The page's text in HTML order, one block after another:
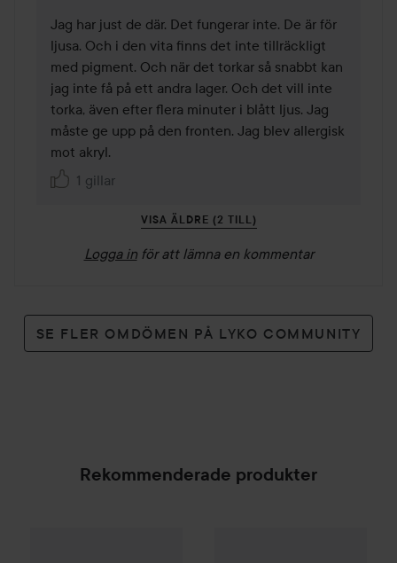
Jag har just de där. Det fungerar inte. De är för
ljusa. Och i den vita finns det inte tillräckligt
med pigment. Och när det torkar så snabbt kan
jag inte få på ett andra lager. Och det vill inte
torka, även efter flera minuter i blått ljus. Jag
måste ge upp på den fronten. Jag blev allergisk
mot akryl.
1 gillar
VISA ÄLDRE (2 TILL)
Logga in för att lämna en kommentar
SE FLER OMDÖMEN PÅ LYKO COMMUNITY
Rekommenderade produkter